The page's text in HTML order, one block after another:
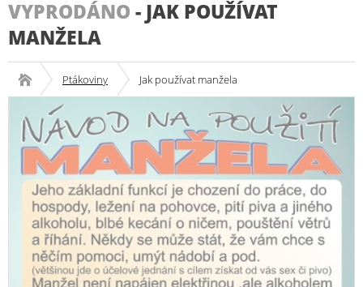
VYPRODÁNO - JAK POUŽÍVAT
MANŽELA
Ptákoviny Jak používat manžela